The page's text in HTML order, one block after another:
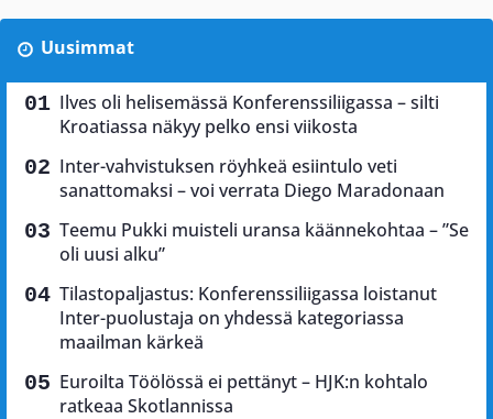
Uusimmat
Ilves oli helisemässä Konferenssiliigassa – silti
Kroatiassa näkyy pelko ensi viikosta
Inter-vahvistuksen röyhkeä esiintulo veti
sanattomaksi – voi verrata Diego Maradonaan
Teemu Pukki muisteli uransa käännekohtaa – ”Se
oli uusi alku”
Tilastopaljastus: Konferenssiliigassa loistanut
Inter-puolustaja on yhdessä kategoriassa
maailman kärkeä
Euroilta Töölössä ei pettänyt – HJK:n kohtalo
ratkeaa Skotlannissa